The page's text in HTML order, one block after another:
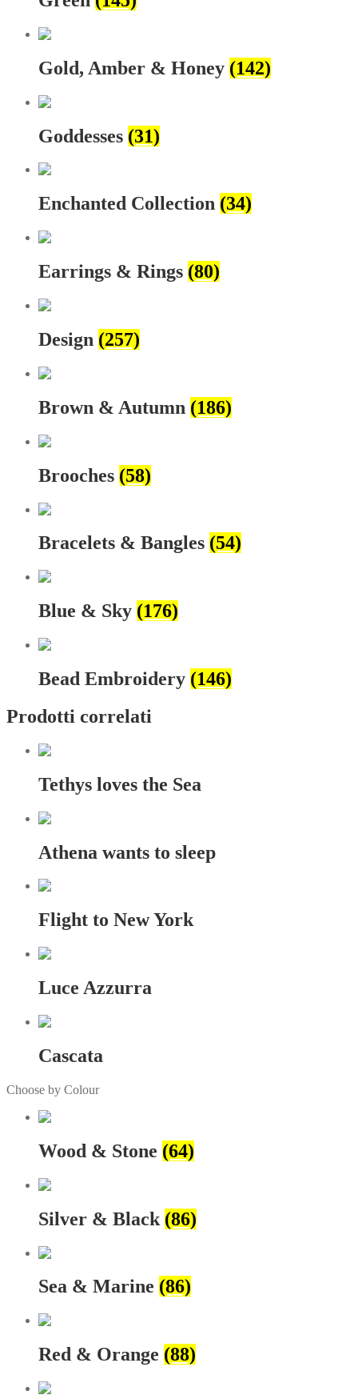
Gold, Amber & Honey (142)
Goddesses (31)
Enchanted Collection (34)
Earrings & Rings (80)
Design (257)
Brown & Autumn (186)
Brooches (58)
Bracelets & Bangles (54)
Blue & Sky (176)
Bead Embroidery (146)
Prodotti correlati
Tethys loves the Sea
Athena wants to sleep
Flight to New York
Luce Azzurra
Cascata
Choose by Colour
Wood & Stone (64)
Silver & Black (86)
Sea & Marine (86)
Red & Orange (88)